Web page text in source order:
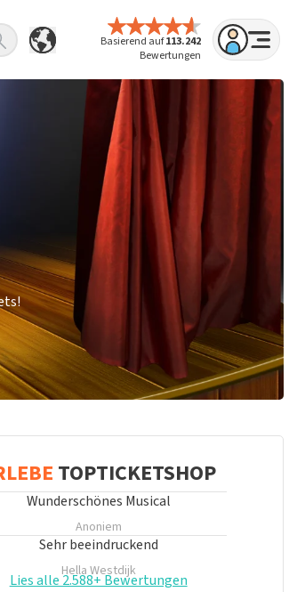
Basierend auf113.242
Bewertungen
TOPTICKETSHOP
Wunderschönes Musical
Anoniem
Sehr beeindruckend
Hella Westdijk
Lies alle 2.588+ Bewertungen